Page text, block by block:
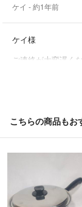
ケイ - 約1年前
ケイ様
ご連絡が大変遅く
ご連絡が大変遅
こちらは、まだ出
ご検討頂けました
こちらの商品もお